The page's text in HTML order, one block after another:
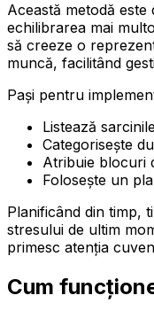
Această metodă
echilibrarea mai
să creeze o
muncă, facilitând
Pași pentru
Listează
Categorisește
Atribuie blocuri
Folosește un
Planificând din timp,
stresului de ultim
primesc atenția
Cum